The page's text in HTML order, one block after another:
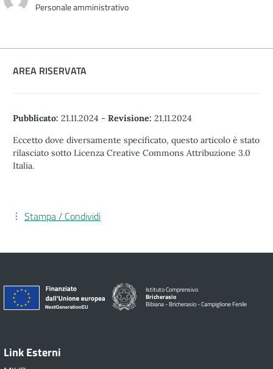
Personale amministrativo
AREA RISERVATA
Pubblicato: 21.11.2024 - Revisione: 21.11.2024
Eccetto dove diversamente specificato, questo articolo è stato
rilasciato sotto Licenza Creative Commons Attribuzione 3.0
Italia.
Stampa / Condividi
Istituto Comprensivo
Bricherasio
Bibiana - Bricherasio - Campiglione Fenile
Link Esterni